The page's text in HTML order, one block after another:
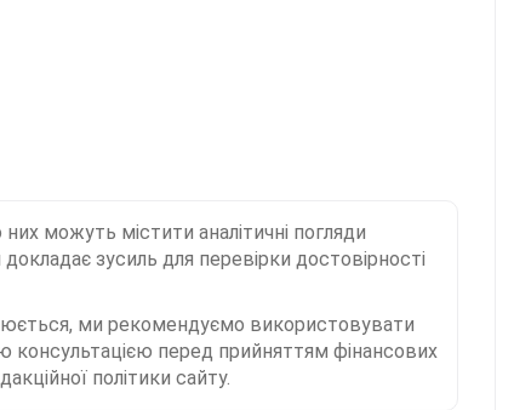
можуть містити аналітичні погляди
зусиль для перевірки достовірності
ми рекомендуємо використовувати
консультацією перед прийняттям фінансових
політики сайту.